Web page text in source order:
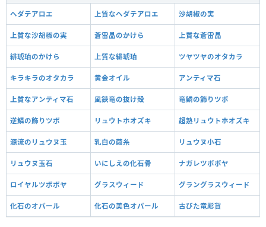
ヘダテアロエ 上質なヘダテアロエ 沙胡椒の実
上質な沙胡椒の実 蒼雷晶のかけら 上質な蒼雷晶
緋琥珀のかけら 上質な緋琥珀 ツヤツヤのオタカラ
キラキラのオタカラ 黄金オイル アンティマ石
上質なアンティマ石 風鋏竜の抜け殻 竜鱗の飾りツボ
逆鱗の飾りツボ リュウトホオズキ 超熟リュウトホオズキ
源流のリュウヌ玉 乳白の繭糸 リュウヌ小石
リュウヌ玉石 いにしえの化石骨 ナガレツボボヤ
ロイヤルツボボヤ グラスウィード グラングラスウィード
化石のオパール 化石の美色オパール 古びた竜彫貨